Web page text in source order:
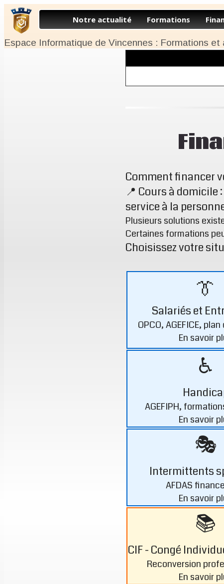
Notre actualité Formations
Espace Informatique de Vincennes : Formations et
Comment financer
📍 Cours à
service à la
Plusieurs solutions
Certaines formations
Choisissez votre
👔
Salariés et
OPCO, AGEFICE,
En savoir
♿
AGEFIPH,
En savoir
🎭
Intermittents
AFDAS
En savoir
📚
CIF - Congé
Reconversion
En savoir